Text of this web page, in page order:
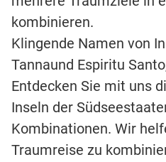
kombinieren.
Klingende Namen von
Tannaund Espiritu
Entdecken Sie mit uns
Inseln der
Kombinationen. Wir
Traumreise zu